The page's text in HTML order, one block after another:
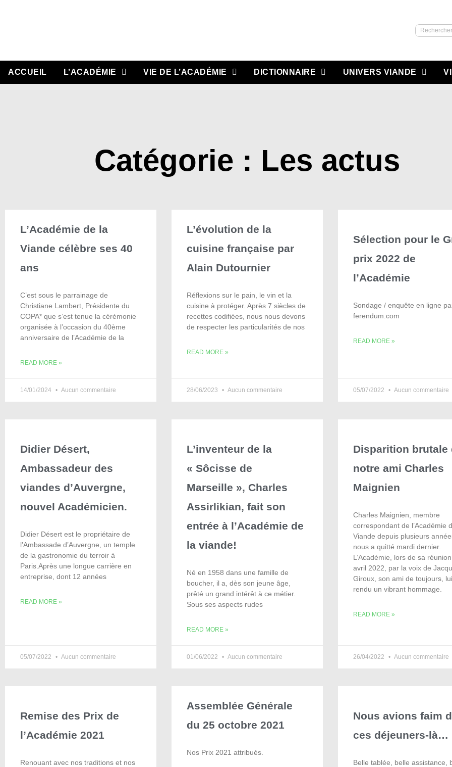
Rechercher
ACCUEIL L’ACADÉMIE VIE DE L’ACADÉMIE DICTIONNAIRE UNIVERS VIANDE
Catégorie : Les actus
L’Académie de la
Viande célèbre ses 40
ans
C’est sous le parrainage de
Christiane Lambert, Présidente du
COPA* que s’est tenue la cérémonie
organisée à l’occasion du 40ème
anniversaire de l’Académie de la
READ MORE »
14/01/2024 Aucun commentaire
L’évolution de la
cuisine française par
Alain Dutournier
Réflexions sur le pain, le vin et la
cuisine à protéger. Après 7 siècles de
recettes codifiées, nous nous devons
de respecter les particularités de nos
READ MORE »
28/06/2023 Aucun commentaire
Sélection pour le
prix 2022 de
l’Académie
Sondage / enquête en ligne
ferendum.com
READ MORE »
05/07/2022 Aucun commentaire
Didier Désert,
Ambassadeur des
viandes d’Auvergne,
nouvel Académicien.
Didier Désert est le propriétaire de
l’Ambassade d’Auvergne, un temple
de la gastronomie du terroir à
Paris.Après une longue carrière en
entreprise, dont 12 années
READ MORE »
05/07/2022 Aucun commentaire
L’inventeur de la
« Sôcisse de
Marseille », Charles
Assirlikian, fait son
entrée à l’Académie de
la viande!
Né en 1958 dans une famille de
boucher, il a, dès son jeune âge,
prêté un grand intérêt à ce métier.
Sous ses aspects rudes
READ MORE »
01/06/2022 Aucun commentaire
Disparition brutale
notre ami Charles
Maignien
Charles Maignien, membre
correspondant de l’Académie
Viande depuis plusieurs
nous a quitté mardi dernier.
L’Académie, lors de sa
avril 2022, par la voix de
Giroux, son ami de toujours,
rendu un vibrant hommage.
READ MORE »
26/04/2022 Aucun commentaire
Remise des Prix de
l’Académie 2021
Renouant avec nos traditions et nos
Assemblée Générale
du 25 octobre 2021
Nos Prix 2021 attribués.
Nous avions faim
ces déjeuners-là…
Belle tablée, belle assistance,